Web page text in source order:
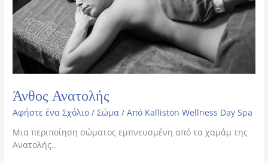
Άνθος Ανατολής
Αφήστε ένα Σχόλιο /Σώμα / Από Kalliston Wellness Day Spa
Μια περιποίηση σώματος​ εμπνευσμένη από τα χαμάμ της
Ανατολής..